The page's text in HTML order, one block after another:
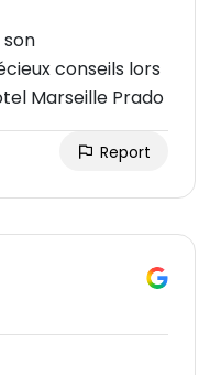
conseils lors
Marseille Prado
Report